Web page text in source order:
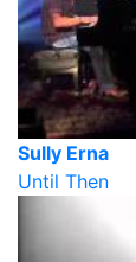
Sully Erna
Until Then